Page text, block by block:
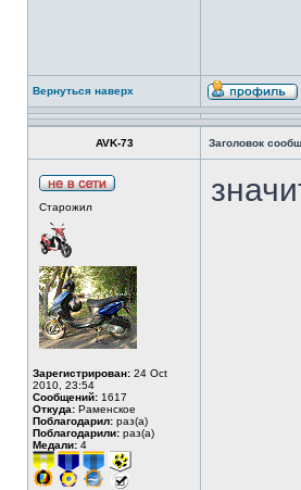
Вернуться наверх
AVK-73 Заголовок
Старожил
Зарегистрирован: 24 Oct
2010, 23:54
Сообщений: 1617
Откуда: Раменское
Поблагодарил: раз(а)
Поблагодарили: раз(а)
Медали: 4